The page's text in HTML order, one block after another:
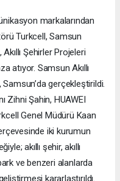
markalarından
Turkcell, Samsun
Şehirler Projeleri
atıyor. Samsun Akıllı
gerçekleştirildi.
Zihni Şahin, HUAWEI
Genel Müdürü Kaan
iki kurumun
akıllı şehir, akıllı
park ve benzeri alanlarda
kararlaştırıldı.